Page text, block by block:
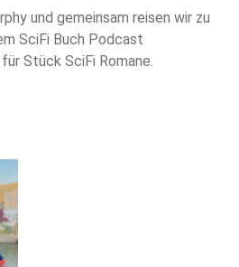
und gemeinsam reisen wir zu
SciFi Buch Podcast
Stück SciFi Romane.